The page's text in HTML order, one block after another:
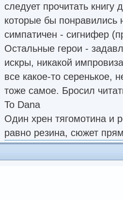
следует прочитать книгу
которые бы понравились
симпатичен - сигнифер
Остальные герои -
искры, никакой
все какое-то серенькое,
тоже самое. Бросил
To Dana
Один хрен тягомотина и
равно резина, сюжет